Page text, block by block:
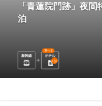
「青蓮院門跡」夜
泊
新幹線 ホテル
選べる
1 泊